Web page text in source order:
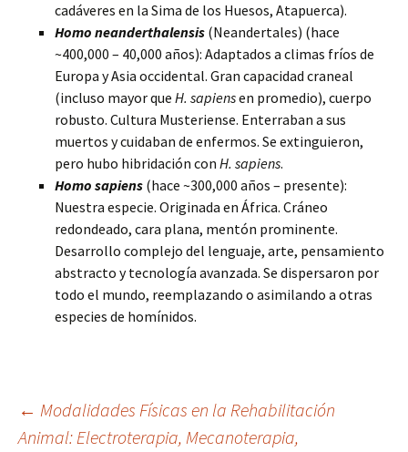
cadáveres en la Sima de los Huesos, Atapuerca).
Homo neanderthalensis (Neandertales) (hace
~400,000 – 40,000 años): Adaptados a climas fríos de
Europa y Asia occidental. Gran capacidad craneal
(incluso mayor que H. sapiensen promedio), cuerpo
robusto. Cultura Musteriense. Enterraban a sus
muertos y cuidaban de enfermos. Se extinguieron,
pero hubo hibridación con H. sapiens.
Homo sapiens (hace ~300,000 años – presente):
Nuestra especie. Originada en África. Cráneo
redondeado, cara plana, mentón prominente.
Desarrollo complejo del lenguaje, arte, pensamiento
abstracto y tecnología avanzada. Se dispersaron por
todo el mundo, reemplazando o asimilando a otras
especies de homínidos.
Navegación
← Modalidades Físicas en la Rehabilitación
Animal: Electroterapia, Mecanoterapia,